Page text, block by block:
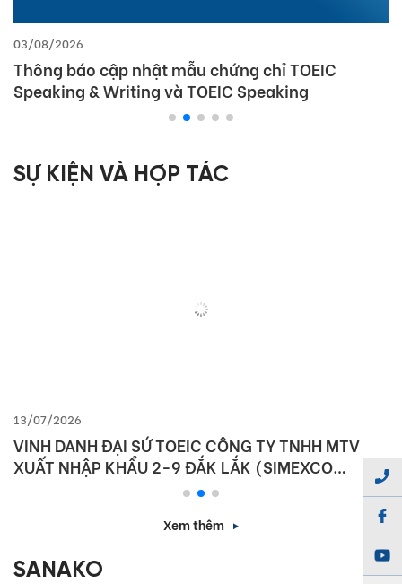
03/08/2026
Thông báo cập nhật mẫu chứng chỉ TOEIC
Speaking & Writing và TOEIC Speaking
SỰ KIỆN VÀ HỢP TÁC
13/07/2026
VINH DANH ĐẠI SỨ TOEIC CÔNG TY TNHH MTV
XUẤT NHẬP KHẨU 2-9 ĐẮK LẮK (SIMEXCO
Xem thêm
SANAKO